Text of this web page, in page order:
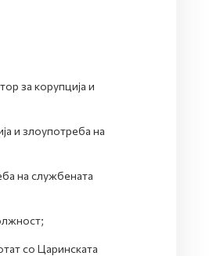
за корупција и
и злоупотреба на
на службената
со Царинската